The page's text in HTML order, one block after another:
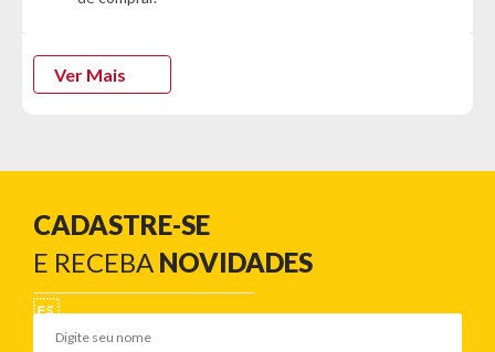
Ver Mais
CADASTRE-SE
E RECEBA NOVIDADES